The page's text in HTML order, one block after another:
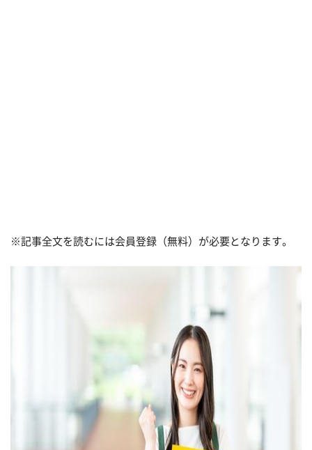
※記事全文を読むには会員登録（無料）が必要となります。